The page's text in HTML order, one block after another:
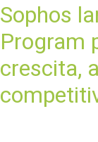
Sophos
Program
crescita,